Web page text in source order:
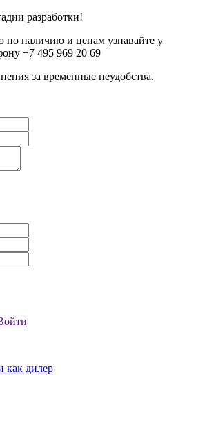
разработки!
наличию и ценам узнавайте у
+7 495 969 20 69
за временные неудобства.
как дилер